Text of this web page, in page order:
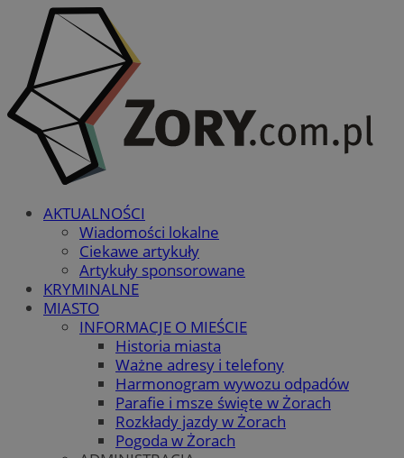
AKTUALNOŚCI
Wiadomości lokalne
Ciekawe artykuły
Artykuły sponsorowane
KRYMINALNE
MIASTO
INFORMACJE O MIEŚCIE
Historia miasta
Ważne adresy i telefony
Harmonogram wywozu odpadów
Parafie i msze święte w Żorach
Rozkłady jazdy w Żorach
Pogoda w Żorach